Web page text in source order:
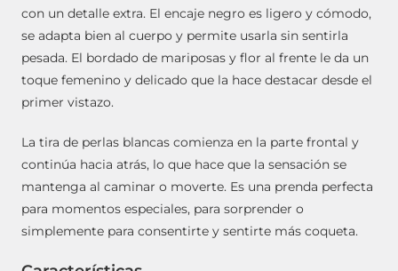
con un detalle extra. El encaje negro es ligero y cómodo,
se adapta bien al cuerpo y permite usarla sin sentirla
pesada. El bordado de mariposas y flor al frente le da un
toque femenino y delicado que la hace destacar desde el
primer vistazo.
La tira de perlas blancas comienza en la parte frontal y
continúa hacia atrás, lo que hace que la sensación se
mantenga al caminar o moverte. Es una prenda perfecta
para momentos especiales, para sorprender o
simplemente para consentirte y sentirte más coqueta.